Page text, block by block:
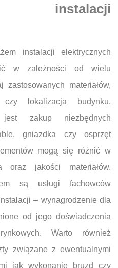
instalacji
instalacji elektrycznych
w zależności od wielu
materiałów,
czy lokalizacja budynku.
jest zakup niezbędnych
gniazdka czy osprzęt
mogą się różnić w
oraz jakości materiałów.
są usługi fachowców
– wynagrodzenie dla
od jego doświadczenia
Warto również
związane z ewentualnymi
jak wykonanie bruzd czy